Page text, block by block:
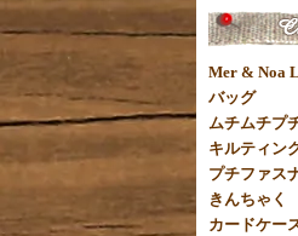
Mer & Noa
バッグ
ムチムチプ
キルティン
プチファス
きんちゃく
カードケー